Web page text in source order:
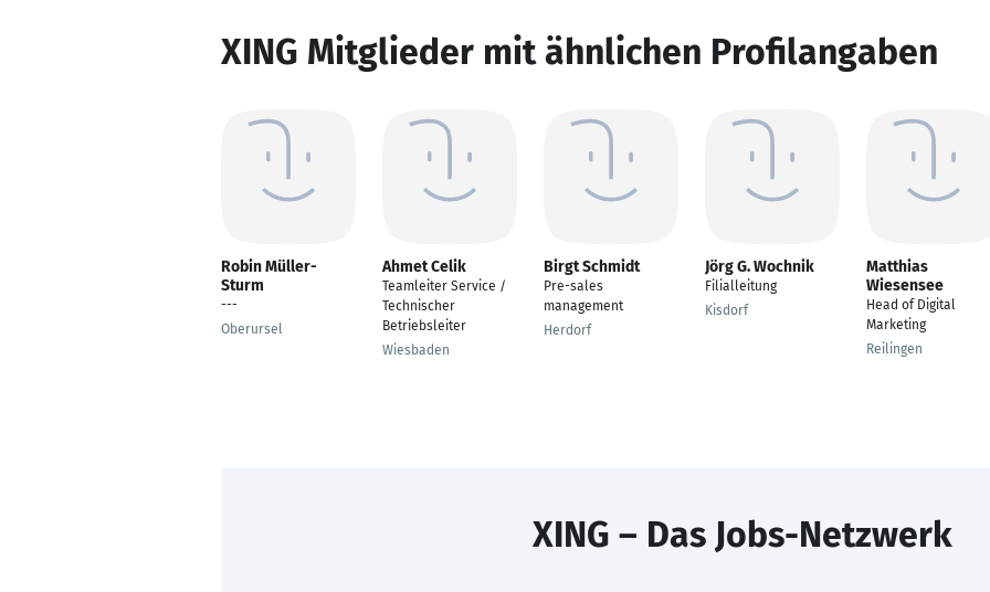
XING Mitglieder mit ähnlichen Profilangaben
Robin Müller-
Sturm
---
Oberursel
Ahmet Celik
Teamleiter Service /
Technischer
Betriebsleiter
Wiesbaden
Birgt Schmidt
Pre-sales
management
Herdorf
Jörg G. Wochnik
Filialleitung
Kisdorf
Matthias
Wiesensee
Head of Digital
Marketing
Reilingen
XING – Das Jobs-Netzwerk